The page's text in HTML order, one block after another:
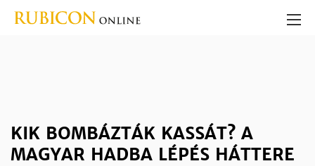
KIK BOMBÁZTÁK KASSÁT? A
MAGYAR HADBA LÉPÉS HÁTTERE